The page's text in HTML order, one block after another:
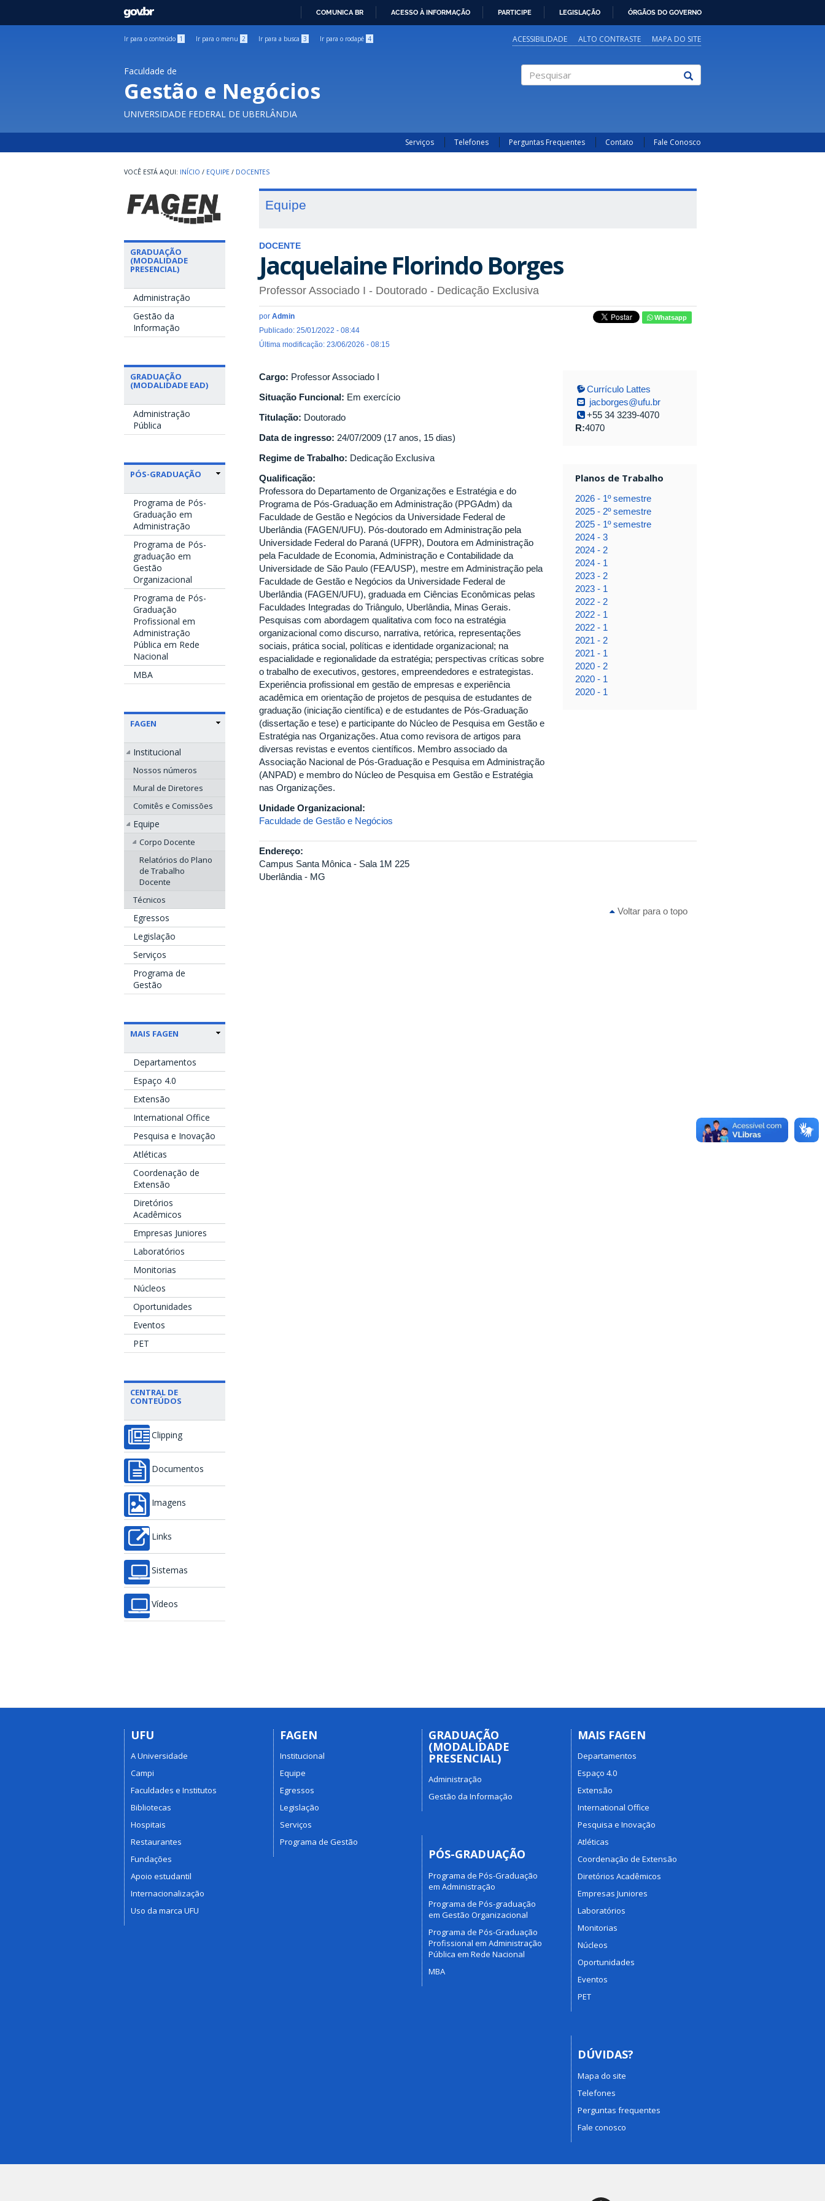
GOVBR
COMUNICA BR ACESSO À INFORMAÇÃO PARTICIPE LEGISLAÇÃO ÓRGÃOS DO GOVERNO
Ir para o conteúdo 1 Ir para o menu 2 Ir para a busca 3 Ir para o rodapé 4 ACESSIBILIDADE ALTO CONTRASTE MAPA DO SITE
Faculdade de
Gestão e Negócios
UNIVERSIDADE FEDERAL DE UBERLÂNDIA
Serviços Telefones Perguntas Frequentes Contato Fale Conosco
INÍCIO / EQUIPE / DOCENTES
GRADUAÇÃO
(MODALIDADE
PRESENCIAL)
Administração
Gestão da
Informação
GRADUAÇÃO
(MODALIDADE EAD)
Administração
Pública
PÓS-GRADUAÇÃO
Programa de Pós-
Graduação em
Administração
Programa de Pós-
graduação em
Gestão
Organizacional
Programa de Pós-
Graduação
Profissional em
Administração
Pública em Rede
Nacional
MBA
FAGEN
Institucional
Nossos números
Mural de Diretores
Comitês e Comissões
Equipe
Corpo Docente
Relatórios do Plano
de Trabalho
Docente
Técnicos
Egressos
Legislação
Serviços
Programa de
Gestão
MAIS FAGEN
Departamentos
Espaço 4.0
Extensão
International Office
Pesquisa e Inovação
Atléticas
Coordenação de
Extensão
Diretórios
Acadêmicos
Empresas Juniores
Laboratórios
Monitorias
Núcleos
Oportunidades
Eventos
PET
CENTRAL DE
CONTEÚDOS
Clipping
Documentos
Imagens
Links
Sistemas
Vídeos
Equipe
DOCENTE
Jacquelaine Florindo Borges
Professor Associado I - Doutorado - Dedicação Exclusiva
por Admin
Publicado: 25/01/2022 - 08:44
Última modificação: 23/06/2026 - 08:15
Whatsapp
Cargo: Professor Associado I
Situação Funcional: Em exercício
Titulação: Doutorado
Data de ingresso: 24/07/2009 (17 anos, 15 dias)
Regime de Trabalho: Dedicação Exclusiva
Qualificação:
Professora do Departamento de Organizações e Estratégia e do
Programa de Pós-Graduação em Administração (PPGAdm) da
Faculdade de Gestão e Negócios da Universidade Federal de
Uberlândia (FAGEN/UFU). Pós-doutorado em Administração pela
Universidade Federal do Paraná (UFPR), Doutora em Administração
pela Faculdade de Economia, Administração e Contabilidade da
Universidade de São Paulo (FEA/USP), mestre em Administração pela
Faculdade de Gestão e Negócios da Universidade Federal de
Uberlândia (FAGEN/UFU), graduada em Ciências Econômicas pelas
Faculdades Integradas do Triângulo, Uberlândia, Minas Gerais.
Pesquisas com abordagem qualitativa com foco na estratégia
organizacional como discurso, narrativa, retórica, representações
sociais, prática social, políticas e identidade organizacional; na
espacialidade e regionalidade da estratégia; perspectivas críticas sobre
o trabalho de executivos, gestores, empreendedores e estrategistas.
Experiência profissional em gestão de empresas e experiência
acadêmica em orientação de projetos de pesquisa de estudantes de
graduação (iniciação científica) e de estudantes de Pós-Graduação
(dissertação e tese) e participante do Núcleo de Pesquisa em Gestão e
Estratégia nas Organizações. Atua como revisora de artigos para
diversas revistas e eventos científicos. Membro associado da
Associação Nacional de Pós-Graduação e Pesquisa em Administração
(ANPAD) e membro do Núcleo de Pesquisa em Gestão e Estratégia
nas Organizações.
Unidade Organizacional:
Faculdade de Gestão e Negócios
Currículo Lattes
jacborges@ufu.br
+55 34 3239-4070
R:4070
Planos de Trabalho
2026 - 1º semestre
2025 - 2º semestre
2025 - 1º semestre
2024 - 3
2024 - 2
2024 - 1
2023 - 2
2023 - 1
2022 - 2
2022 - 1
2022 - 1
2021 - 2
2021 - 1
2020 - 2
2020 - 1
2020 - 1
Endereço:
Campus Santa Mônica - Sala 1M 225
Uberlândia - MG
Voltar para o topo
UFU
A Universidade
Campi
Faculdades e Institutos
Bibliotecas
Hospitais
Restaurantes
Fundações
Apoio estudantil
Internacionalização
Uso da marca UFU
FAGEN
Institucional
Equipe
Egressos
Legislação
Serviços
Programa de Gestão
GRADUAÇÃO
(MODALIDADE
PRESENCIAL)
Administração
Gestão da Informação
PÓS-GRADUAÇÃO
Programa de Pós-Graduação
em Administração
Programa de Pós-graduação
em Gestão Organizacional
Programa de Pós-Graduação
Profissional em Administração
Pública em Rede Nacional
MBA
MAIS FAGEN
Departamentos
Espaço 4.0
Extensão
International Office
Pesquisa e Inovação
Atléticas
Coordenação de Extensão
Diretórios Acadêmicos
Empresas Juniores
Laboratórios
Monitorias
Núcleos
Oportunidades
Eventos
PET
DÚVIDAS?
Mapa do site
Telefones
Perguntas frequentes
Fale conosco